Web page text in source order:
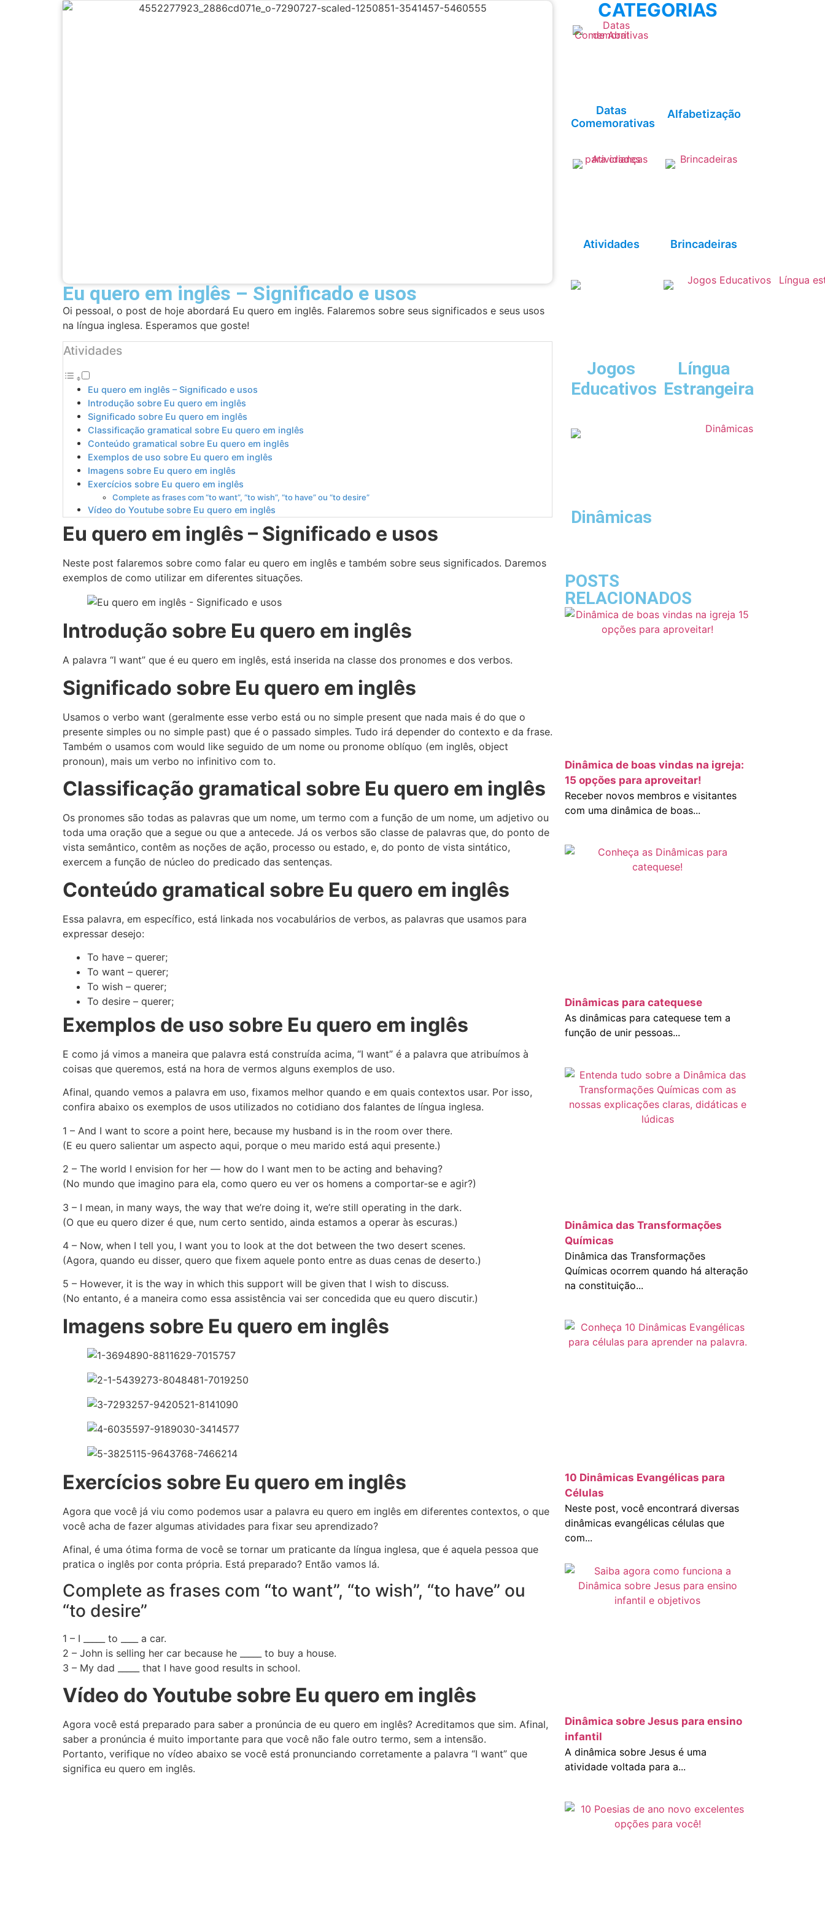
Eu quero em inglês – Significado e usos
Oi pessoal, o post de hoje abordará Eu quero em inglês. Falaremos sobre seus significados e seus usos
na língua inglesa. Esperamos que goste!
Atividades
Eu quero em inglês – Significado e usos
Introdução sobre Eu quero em inglês
Significado sobre Eu quero em inglês
Classificação gramatical sobre Eu quero em inglês
Conteúdo gramatical sobre Eu quero em inglês
Exemplos de uso sobre Eu quero em inglês
Imagens sobre Eu quero em inglês
Exercícios sobre Eu quero em inglês
Complete as frases com “to want”, “to wish”, “to have” ou “to desire”
Vídeo do Youtube sobre Eu quero em inglês
Eu quero em inglês – Significado e usos
Neste post falaremos sobre como falar eu quero em inglês e também sobre seus significados. Daremos
exemplos de como utilizar em diferentes situações.
Introdução sobre Eu quero em inglês
A palavra “I want” que é eu quero em inglês, está inserida na classe dos pronomes e dos verbos.
Significado sobre Eu quero em inglês
Usamos o verbo want (geralmente esse verbo está ou no simple present que nada mais é do que o
presente simples ou no simple past) que é o passado simples. Tudo irá depender do contexto e da frase.
Também o usamos com would like seguido de um nome ou pronome oblíquo (em inglês, object
pronoun), mais um verbo no infinitivo com to.
Classificação gramatical sobre Eu quero em inglês
Os pronomes são todas as palavras que um nome, um termo com a função de um nome, um adjetivo ou
toda uma oração que a segue ou que a antecede. Já os verbos são classe de palavras que, do ponto de
vista semântico, contêm as noções de ação, processo ou estado, e, do ponto de vista sintático,
exercem a função de núcleo do predicado das sentenças.
Conteúdo gramatical sobre Eu quero em inglês
Essa palavra, em específico, está linkada nos vocabulários de verbos, as palavras que usamos para
expressar desejo:
To have – querer;
To want – querer;
To wish – querer;
To desire – querer;
Exemplos de uso sobre Eu quero em inglês
E como já vimos a maneira que palavra está construída acima, “I want” é a palavra que atribuímos à
coisas que queremos, está na hora de vermos alguns exemplos de uso.
Afinal, quando vemos a palavra em uso, fixamos melhor quando e em quais contextos usar. Por isso,
confira abaixo os exemplos de usos utilizados no cotidiano dos falantes de língua inglesa.
1 – And I want to score a point here, because my husband is in the room over there.
(E eu quero salientar um aspecto aqui, porque o meu marido está aqui presente.)
2 – The world I envision for her — how do I want men to be acting and behaving?
(No mundo que imagino para ela, como quero eu ver os homens a comportar-se e agir?)
3 – I mean, in many ways, the way that we’re doing it, we’re still operating in the dark.
(O que eu quero dizer é que, num certo sentido, ainda estamos a operar às escuras.)
4 – Now, when I tell you, I want you to look at the dot between the two desert scenes.
(Agora, quando eu disser, quero que fixem aquele ponto entre as duas cenas de deserto.)
5 – However, it is the way in which this support will be given that I wish to discuss.
(No entanto, é a maneira como essa assistência vai ser concedida que eu quero discutir.)
Imagens sobre Eu quero em inglês
Exercícios sobre Eu quero em inglês
Agora que você já viu como podemos usar a palavra eu quero em inglês em diferentes contextos, o que
você acha de fazer algumas atividades para fixar seu aprendizado?
Afinal, é uma ótima forma de você se tornar um praticante da língua inglesa, que é aquela pessoa que
pratica o inglês por conta própria. Está preparado? Então vamos lá.
Complete as frases com “to want”, “to wish”, “to have” ou
“to desire”
1 – I _____ to ____ a car.
2 – John is selling her car because he _____ to buy a house.
3 – My dad _____ that I have good results in school.
Vídeo do Youtube sobre Eu quero em inglês
Agora você está preparado para saber a pronúncia de eu quero em inglês? Acreditamos que sim. Afinal,
saber a pronúncia é muito importante para que você não fale outro termo, sem a intensão.
Portanto, verifique no vídeo abaixo se você está pronunciando corretamente a palavra “I want” que
significa eu quero em inglês.
CATEGORIAS
Datas
Comemorativas
Alfabetização
Atividades Brincadeiras
Jogos
Educativos
Língua
Estrangeira
Dinâmicas
POSTS
RELACIONADOS
Dinâmica de boas vindas na igreja:
15 opções para aproveitar!
Receber novos membros e visitantes
com uma dinâmica de boas...
Dinâmicas para catequese
As dinâmicas para catequese tem a
função de unir pessoas...
Dinâmica das Transformações
Químicas
Dinâmica das Transformações
Químicas ocorrem quando há alteração
na constituição...
10 Dinâmicas Evangélicas para
Células
Neste post, você encontrará diversas
dinâmicas evangélicas células que
com...
Dinâmica sobre Jesus para ensino
infantil
A dinâmica sobre Jesus é uma
atividade voltada para a...